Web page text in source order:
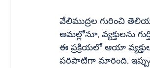
వేలిముద్రల గురించి
అమల్లోనూ, వ్యక్తులను గుర్తించే
ఈ ప్రక్రియలో ఆయా వ్యక్తుల వేలిముద్రలు లేదా ఐరిస్‌
పరిపాటిగా మారింది.